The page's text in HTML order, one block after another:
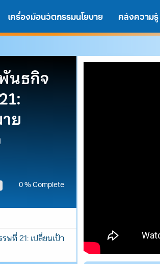
เครื่องมือนวัตกรรมนโยบาย คลังความรู้
นธกิจ
ย
0 % Complete
ษที่ 21: เปลี่ยนเป้า